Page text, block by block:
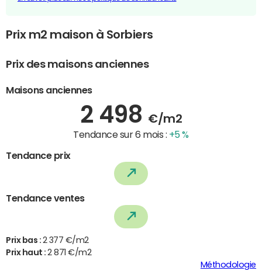
Prix m2 maison à Sorbiers
Prix des maisons anciennes
Maisons anciennes
2 498 €/m2
Tendance sur 6 mois : +5 %
Tendance prix
Tendance ventes
Prix bas : 2 377 €/m2
Prix haut :2 871 €/m2
Méthodologie